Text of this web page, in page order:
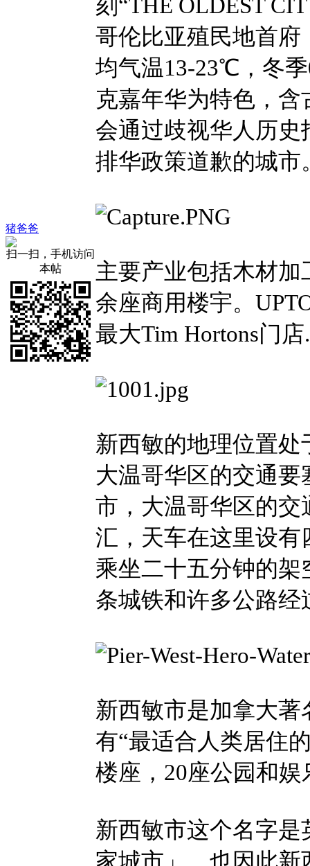
猪爸爸
扫一扫，手机访问
本帖
哥伦比亚殖民地首府
均气温13-23℃，冬
克嘉年华为特色，
会通过歧视华人历
排华政策道歉的城市
主要产业包括木材
余座商用楼宇。
最大Tim Hortons门店.
新西敏的地理位置
大温哥华区的交通
市，大温哥华区的
汇，天车在这里设
乘坐二十五分钟的
条城铁和许多公路
新西敏市是加拿大
有“最适合人类居住
楼座，20座公园和
新西敏市这个名字
家城市」。也因此